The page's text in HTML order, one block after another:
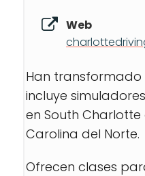
Web
Han transformado
incluye
en South
Carolina del Norte.
Ofrecen clases